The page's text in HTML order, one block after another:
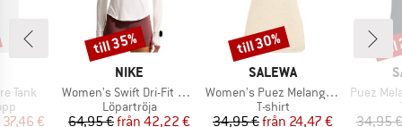
Tank
pris
37,46 €
VARUMÄRKE
NIKE
Produkter
Women's Swift Dri-Fit UV 1/2-Zip Running Top
Produktgrupp
Löpartröja
Pris
64,95 € Reducerat pris
från 42,22 €
Rabatt
till 35%
VARUMÄRKE
SALEWA
Produkter
Women's Puez Melange Dry S/S Tee
Produktgrupp
T-shirt
Pris
34,95 € Reducerat pris
från 24,47 €
Rabatt
till 30%
Produkter
Puez
34,95 €